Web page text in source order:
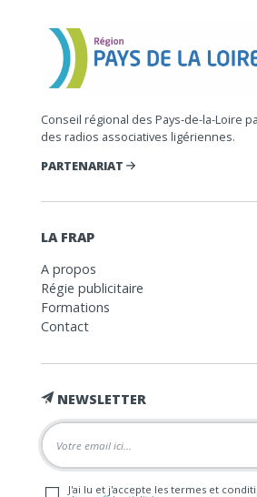
Conseil régional des Pays-de-la-Loire
des radios associatives ligériennes.
PARTENARIAT
LA FRAP
A propos
Régie publicitaire
Formations
Contact
NEWSLETTER
J'ai lu et j'accepte les termes et